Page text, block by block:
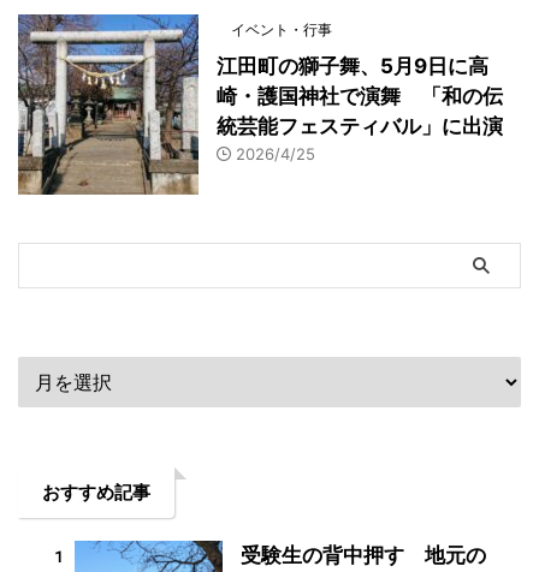
イベント・行事
江田町の獅子舞、5月9日に高
崎・護国神社で演舞 「和の伝
統芸能フェスティバル」に出演
2026/4/25
おすすめ記事
1
受験生の背中押す 地元の